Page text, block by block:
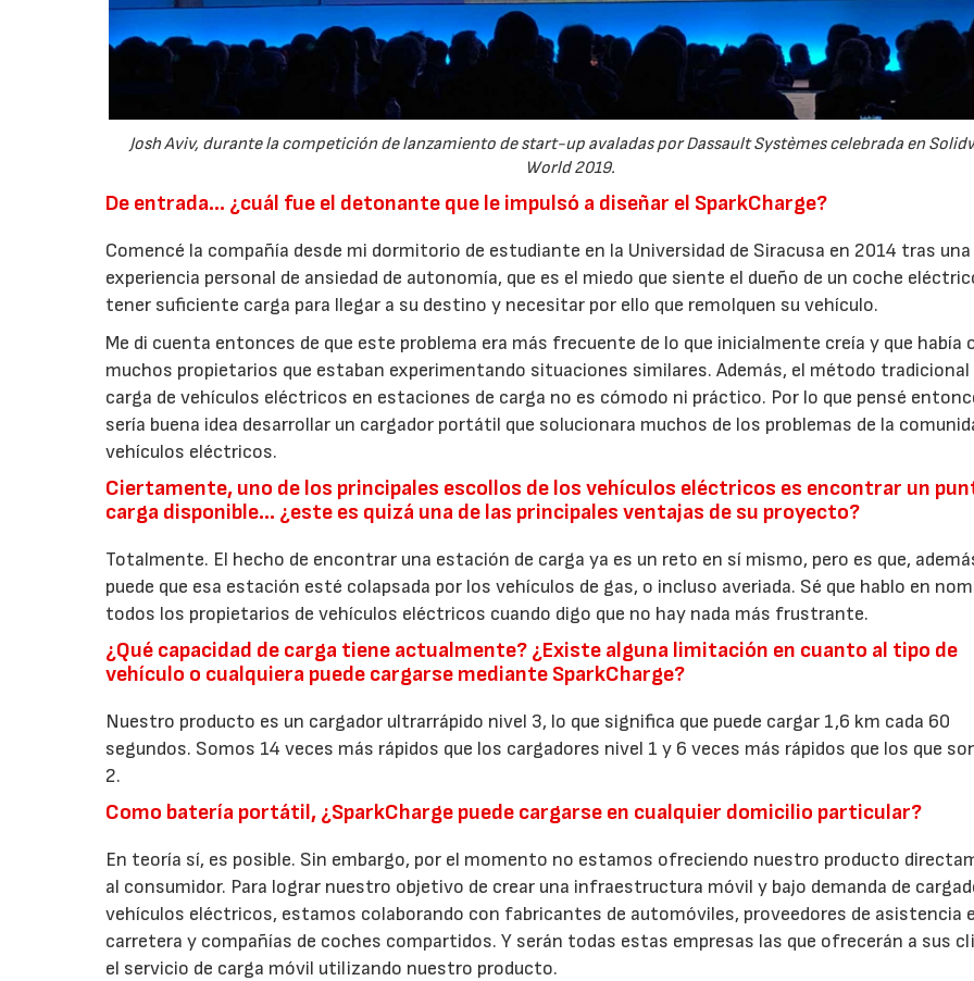
Josh Aviv, durante la competición de lanzamiento de start-up avaladas por Dassault Systèmes celebrada en
World 2019.
De entrada... ¿cuál fue el detonante que le impulsó a diseñar el SparkCharge?
Comencé la compañía desde mi dormitorio de estudiante en la Universidad de Siracusa en 2014 tras una
experiencia personal de ansiedad de autonomía, que es el miedo que siente el dueño de un coche
tener suficiente carga para llegar a su destino y necesitar por ello que remolquen su vehículo.
Me di cuenta entonces de que este problema era más frecuente de lo que inicialmente creía y que había
muchos propietarios que estaban experimentando situaciones similares. Además, el método tradicional
carga de vehículos eléctricos en estaciones de carga no es cómodo ni práctico. Por lo que pensé
sería buena idea desarrollar un cargador portátil que solucionara muchos de los problemas de la
vehículos eléctricos.
Ciertamente, uno de los principales escollos de los vehículos eléctricos es encontrar un
carga disponible… ¿este es quizá una de las principales ventajas de su proyecto?
Totalmente. El hecho de encontrar una estación de carga ya es un reto en sí mismo, pero es que,
puede que esa estación esté colapsada por los vehículos de gas, o incluso averiada. Sé que hablo en
todos los propietarios de vehículos eléctricos cuando digo que no hay nada más frustrante.
¿Qué capacidad de carga tiene actualmente? ¿Existe alguna limitación en cuanto al tipo de
vehículo o cualquiera puede cargarse mediante SparkCharge?
Nuestro producto es un cargador ultrarrápido nivel 3, lo que significa que puede cargar 1,6 km cada 60
segundos. Somos 14 veces más rápidos que los cargadores nivel 1 y 6 veces más rápidos que los que
2.
Como batería portátil, ¿SparkCharge puede cargarse en cualquier domicilio particular?
En teoría sí, es posible. Sin embargo, por el momento no estamos ofreciendo nuestro producto
al consumidor. Para lograr nuestro objetivo de crear una infraestructura móvil y bajo demanda de
vehículos eléctricos, estamos colaborando con fabricantes de automóviles, proveedores de asistencia
carretera y compañías de coches compartidos. Y serán todas estas empresas las que ofrecerán a sus
el servicio de carga móvil utilizando nuestro producto.
14/07/2026 28/07/2026